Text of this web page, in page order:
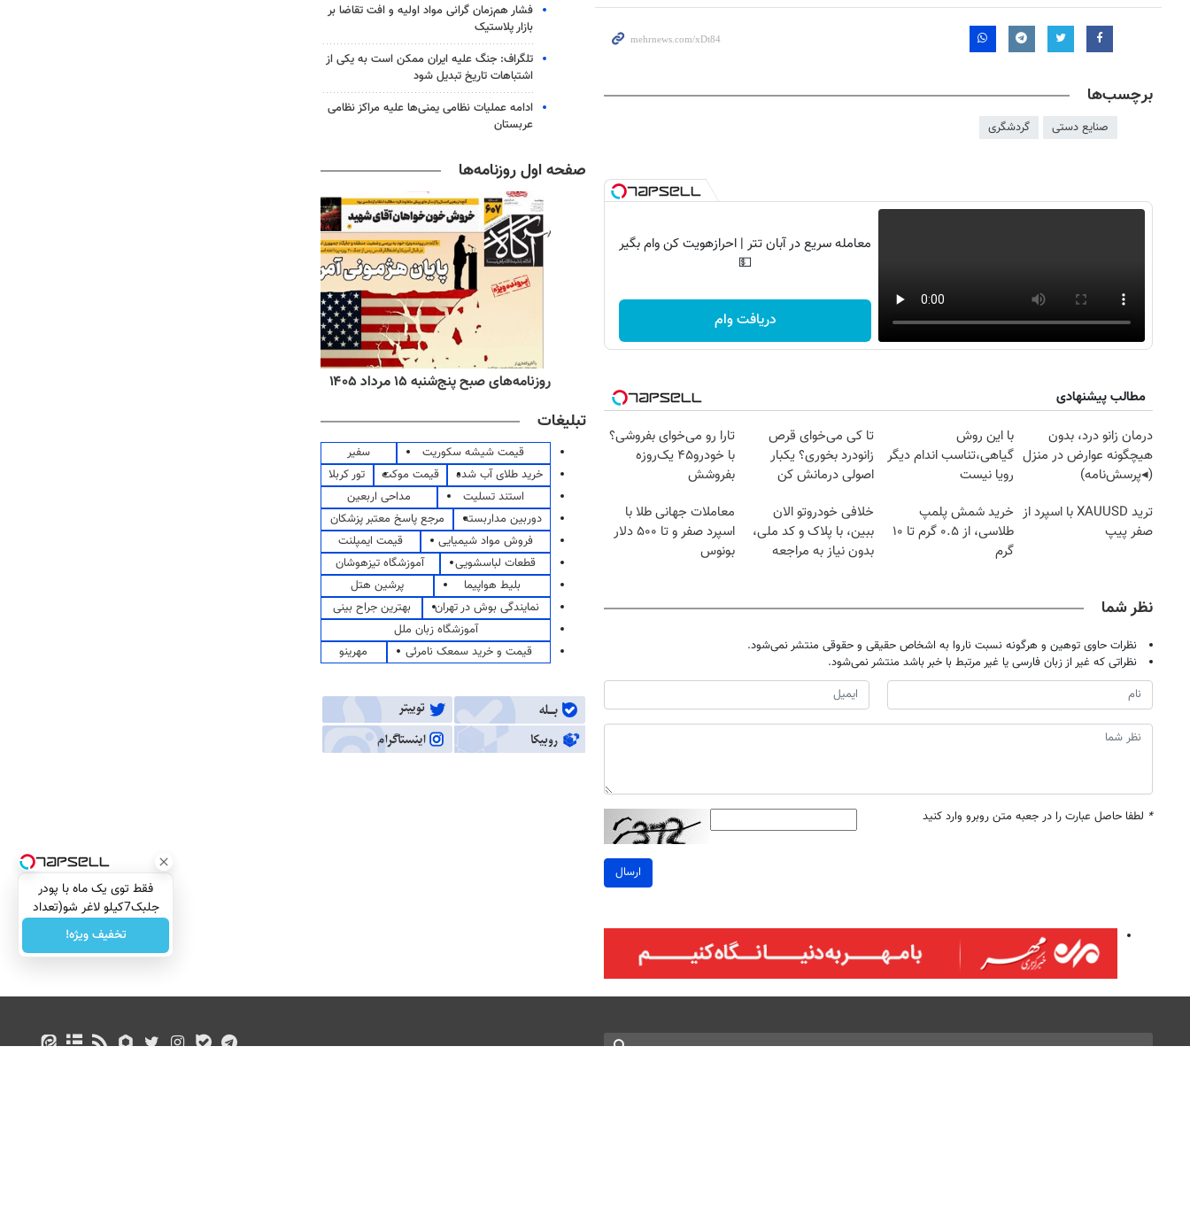
برچسب‌ها
صنایع دستی گردشگری
معامله سریع در آبان تتر | احرازهویت کن وام بگیر
💵
دریافت وام
مطالب پیشنهادی
درمان زانو درد، بدون
هیچگونه عوارض در منزل
(◂پرسش‌نامه)
با این روش
گیاهی،تناسب اندام دیگر
رویا نیست
تا کی می‌خوای قرص
زانودرد بخوری؟ یکبار
اصولی درمانش کن
تارا رو می‌خوای بفروشی؟
با خودرو۴۵ یک‌روزه
بفروشش
ترید XAUUSD با اسپرد از
صفر پیپ
خرید شمش پلمپ
طلاسی، از ۰.۵ گرم تا ۱۰
گرم
خلافی خودروتو الان
ببین، با پلاک و کد ملی،
بدون نیاز به مراجعه
معاملات جهانی طلا با
اسپرد صفر و تا ۵۰۰ دلار
بونوس
نظر شما
نظرات حاوی توهین و هرگونه نسبت ناروا به اشخاص حقیقی و حقوقی منتشر نمی‌شود.
نظراتی که غیر از زبان فارسی یا غیر مرتبط با خبر باشد منتشر نمی‌شود.
* لطفا حاصل عبارت را در جعبه متن روبرو وارد کنید
ارسال
فشار هم‌زمان گرانی مواد اولیه و افت تقاضا بر
بازار پلاستیک
تلگراف: جنگ علیه ایران ممکن است به یکی از
اشتباهات تاریخ تبدیل شود
ادامه عملیات نظامی یمنی‌ها علیه مراکز نظامی
عربستان
صفحه اول روزنامه‌ها
روزنامه‌های صبح پنج‌شنبه ۱۵ مرداد ۱۴۰۵
تبلیغات
قیمت شیشه سکوریت
سفیر
خرید طلای آب شده
قیمت موکت
تور کربلا
استند تسلیت
مداحی اربعین
دوربین مداربسته
مرجع پاسخ معتبر پزشکان
فروش مواد شیمیایی
قیمت ایمپلنت
قطعات لباسشویی
آموزشگاه تیزهوشان
بلیط هواپیما
پرشین هتل
نمایندگی بوش در تهران
بهترین جراح بینی
آموزشگاه زبان ملل
قیمت و خرید سمعک نامرئی
مهرینو
فقط توی یک ماه با پودر
جلبک7کیلو لاغر شو(تعداد
محدود)
تخفیف ویژه!